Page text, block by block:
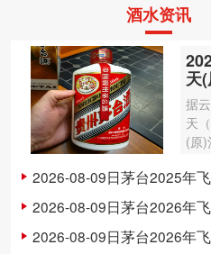
酒水资讯
天
据
天
(原)
酒
份
2026-08-09日茅台2025年飞天(散)53.00度酒价
2026-08-09日茅台2026年飞天(原)53.00度酒价
2026-08-09日茅台2026年飞天(散)53.00度酒价